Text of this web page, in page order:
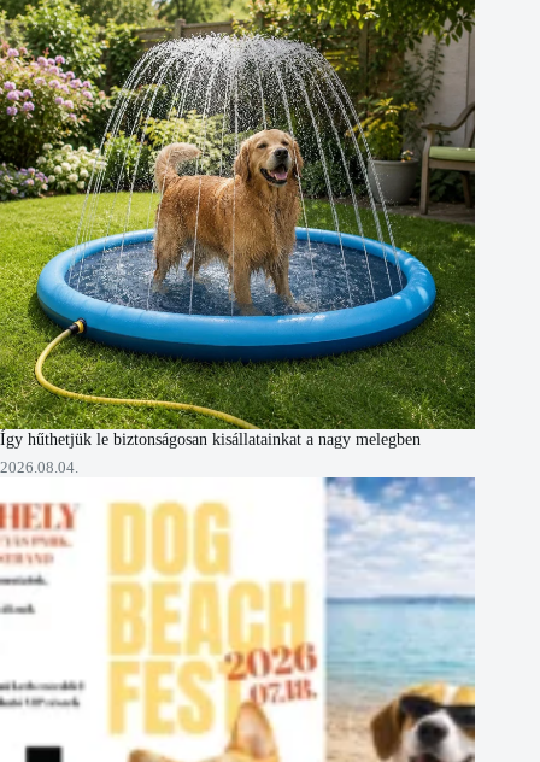
Így hűthetjük le biztonságosan kisállatainkat a nagy melegben
2026.08.04.